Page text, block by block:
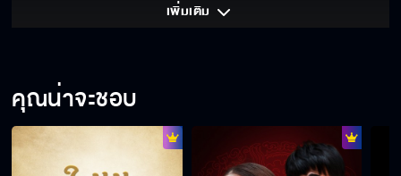
เพิ่มเติม
คุณน่าจะชอบ